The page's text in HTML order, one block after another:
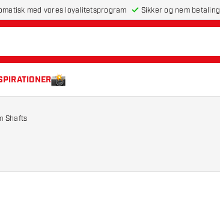
med vores loyalitetsprogram Sikker og nem betaling
Shafts